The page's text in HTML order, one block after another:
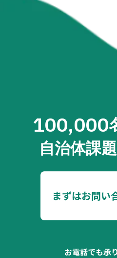
100,000
自治体課
まずはお問い
お電話でも承